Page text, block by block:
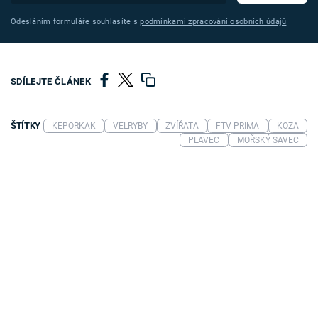
Odesláním formuláře souhlasíte spodmínkami zpracování osobních údajů
SDÍLEJTE ČLÁNEK
ŠTÍTKY KEPORKAK VELRYBY ZVÍŘATA FTV PRIMA
KOZA
PLAVEC
MOŘSKÝ SAVEC